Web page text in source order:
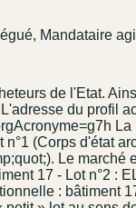
Mandataire
de l'Etat.
du profil
(Corps d'état
Le marché
17 - Lot n°2 :
: bâtiment